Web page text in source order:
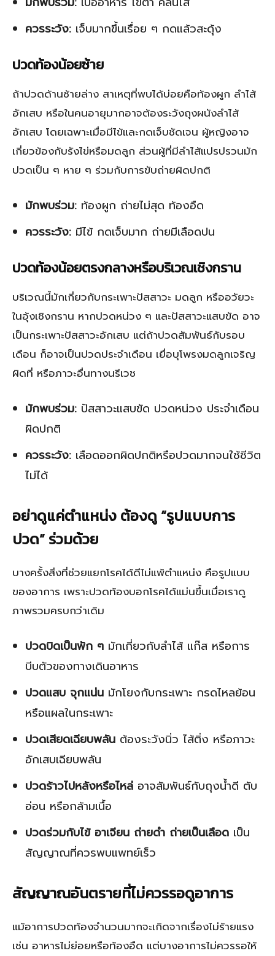
ควรระวัง: เจ็บมากขึ้นเรื่อย ๆ กดแล้วสะดุ้ง
ปวดท้องน้อยซ้าย
ถ้าปวดด้านซ้ายล่าง สาเหตุที่พบได้บ่อยคือท้องผูก ลำไส้
อักเสบ หรือในคนอายุมากอาจต้องระวังถุงผนังลำไส้
อักเสบ โดยเฉพาะเมื่อมีไข้และกดเจ็บชัดเจน ผู้หญิงอาจ
เกี่ยวข้องกับรังไข่หรือมดลูก ส่วนผู้ที่มีลำไส้แปรปรวนมัก
ปวดเป็น ๆ หาย ๆ ร่วมกับการขับถ่ายผิดปกติ
มักพบร่วม: ท้องผูก ถ่ายไม่สุด ท้องอืด
ควรระวัง: มีไข้ กดเจ็บมาก ถ่ายมีเลือดปน
ปวดท้องน้อยตรงกลางหรือบริเวณเชิงกราน
บริเวณนี้มักเกี่ยวกับกระเพาะปัสสาวะ มดลูก หรืออวัยวะ
ในอุ้งเชิงกราน หากปวดหน่วง ๆ และปัสสาวะแสบขัด อาจ
เป็นกระเพาะปัสสาวะอักเสบ แต่ถ้าปวดสัมพันธ์กับรอบ
เดือน ก็อาจเป็นปวดประจำเดือน เยื่อบุโพรงมดลูกเจริญ
ผิดที่ หรือภาวะอื่นทางนรีเวช
มักพบร่วม: ปัสสาวะแสบขัด ปวดหน่วง ประจำเดือน
ผิดปกติ
ควรระวัง: เลือดออกผิดปกติหรือปวดมากจนใช้ชีวิต
ไม่ได้
อย่าดูแค่ตำแหน่ง ต้องดู “รูปแบบการ
ปวด” ร่วมด้วย
บางครั้งสิ่งที่ช่วยแยกโรคได้ดีไม่แพ้ตำแหน่ง คือรูปแบบ
ของอาการ เพราะปวดท้องบอกโรคได้แม่นขึ้นเมื่อเราดู
ภาพรวมครบกว่าเดิม
ปวดบิดเป็นพัก ๆ มักเกี่ยวกับลำไส้ แก๊ส หรือการ
บีบตัวของทางเดินอาหาร
ปวดแสบ จุกแน่น มักโยงกับกระเพาะ กรดไหลย้อน
หรือแผลในกระเพาะ
ปวดเสียดเฉียบพลัน ต้องระวังนิ่ว ไส้ติ่ง หรือภาวะ
อักเสบเฉียบพลัน
ปวดร้าวไปหลังหรือไหล่ อาจสัมพันธ์กับถุงน้ำดี ตับ
อ่อน หรือกล้ามเนื้อ
ปวดร่วมกับไข้ อาเจียน ถ่ายดำ ถ่ายเป็นเลือด เป็น
สัญญาณที่ควรพบแพทย์เร็ว
สัญญาณอันตรายที่ไม่ควรรอดูอาการ
แม้อาการปวดท้องจำนวนมากจะเกิดจากเรื่องไม่ร้ายแรง
เช่น อาหารไม่ย่อยหรือท้องอืด แต่บางอาการไม่ควรรอให้